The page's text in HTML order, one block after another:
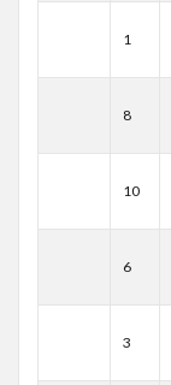
1
8
10
6
3